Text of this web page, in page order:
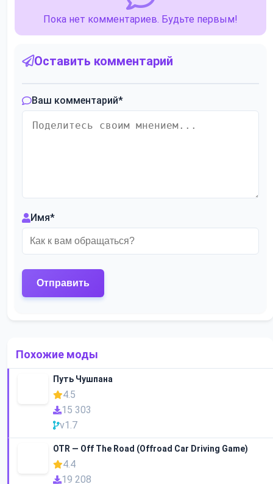
Пока нет комментариев. Будьте первым!
Оставить комментарий
Ваш комментарий*
Имя*
Похожие моды
Путь Чушпана
4.5
15 303
v1.7
OTR — Off The Road (Offroad Car Driving Game)
4.4
19 208